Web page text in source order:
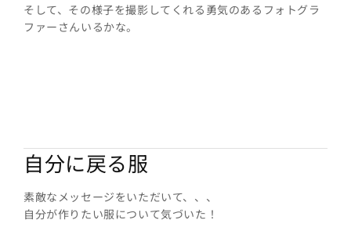
そして、その様子を撮影してくれる勇気のあるフォトグラ
ファーさんいるかな。
自分に戻る服
素敵なメッセージをいただいて、、、
自分が作りたい服について気づいた！